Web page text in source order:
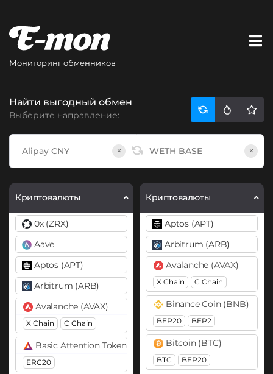
Мониторинг обменников
Найти выгодный обмен
Выберите направление:
× ×
Криптовалюты
0x (ZRX)
Aave
Aptos (APT)
Arbitrum (ARB)
Avalanche (AVAX)
X Chain C Chain
Basic Attention Token (BAT)
ERC20
Криптовалюты
Aptos (APT)
Arbitrum (ARB)
Avalanche (AVAX)
X Chain C Chain
Binance Coin (BNB)
BEP20 BEP2
Bitcoin (BTC)
BTC BEP20